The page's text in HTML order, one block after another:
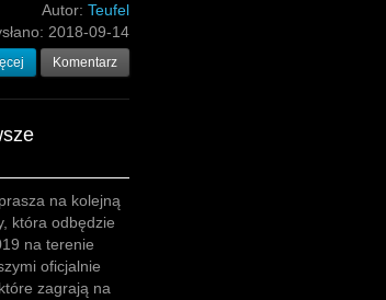
Autor: Teufel
2018-09-14
Komentarz
na kolejną
która odbędzie
na terenie
oficjalnie
zagrają na